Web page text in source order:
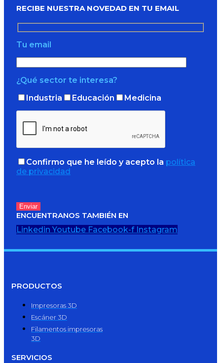
RECIBE NUESTRA NOVEDAD EN TU EMAIL
Tu email
¿Qué sector te interesa?
Industria
Educación Medicina
Confirmo que he leído y acepto la política
de privacidad
ENCUENTRANOS TAMBIÉN EN
Linkedin Youtube Facebook-f Instagram
PRODUCTOS
Impresoras 3D
Escáner 3D
Filamentos impresoras
3D
SERVICIOS